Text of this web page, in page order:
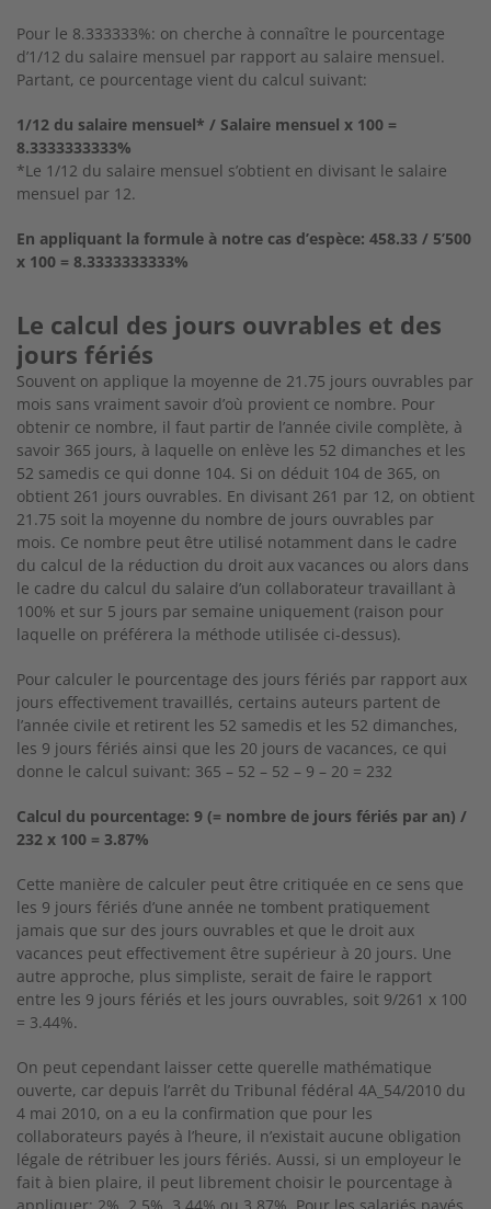
Pour le 8.333333%: on cherche à connaître le pourcentage
d’1/12 du salaire mensuel par rapport au salaire mensuel.
Partant, ce pourcentage vient du calcul suivant:
1/12 du salaire mensuel* / Salaire mensuel x 100 =
8.3333333333%
*Le 1/12 du salaire mensuel s’obtient en divisant le salaire
mensuel par 12.
En appliquant la formule à notre cas d’espèce: 458.33 / 5’500
x 100 = 8.3333333333%
Le calcul des jours ouvrables et des
jours fériés
Souvent on applique la moyenne de 21.75 jours ouvrables par
mois sans vraiment savoir d’où provient ce nombre. Pour
obtenir ce nombre, il faut partir de l’année civile complète, à
savoir 365 jours, à laquelle on enlève les 52 dimanches et les
52 samedis ce qui donne 104. Si on déduit 104 de 365, on
obtient 261 jours ouvrables. En divisant 261 par 12, on obtient
21.75 soit la moyenne du nombre de jours ouvrables par
mois. Ce nombre peut être utilisé notamment dans le cadre
du calcul de la réduction du droit aux vacances ou alors dans
le cadre du calcul du salaire d’un collaborateur travaillant à
100% et sur 5 jours par semaine uniquement (raison pour
laquelle on préférera la méthode utilisée ci-dessus).
Pour calculer le pourcentage des jours fériés par rapport aux
jours effectivement travaillés, certains auteurs partent de
l’année civile et retirent les 52 samedis et les 52 dimanches,
les 9 jours fériés ainsi que les 20 jours de vacances, ce qui
donne le calcul suivant: 365 – 52 – 52 – 9 – 20 = 232
Calcul du pourcentage: 9 (= nombre de jours fériés par an) /
232 x 100 = 3.87%
Cette manière de calculer peut être critiquée en ce sens que
les 9 jours fériés d’une année ne tombent pratiquement
jamais que sur des jours ouvrables et que le droit aux
vacances peut effectivement être supérieur à 20 jours. Une
autre approche, plus simpliste, serait de faire le rapport
entre les 9 jours fériés et les jours ouvrables, soit 9/261 x 100
= 3.44%.
On peut cependant laisser cette querelle mathématique
ouverte, car depuis l’arrêt du Tribunal fédéral 4A_54/2010 du
4 mai 2010, on a eu la confirmation que pour les
collaborateurs payés à l’heure, il n’existait aucune obligation
légale de rétribuer les jours fériés. Aussi, si un employeur le
fait à bien plaire, il peut librement choisir le pourcentage à
appliquer: 2%, 2.5%, 3,44% ou 3,87%. Pour les salariés payés